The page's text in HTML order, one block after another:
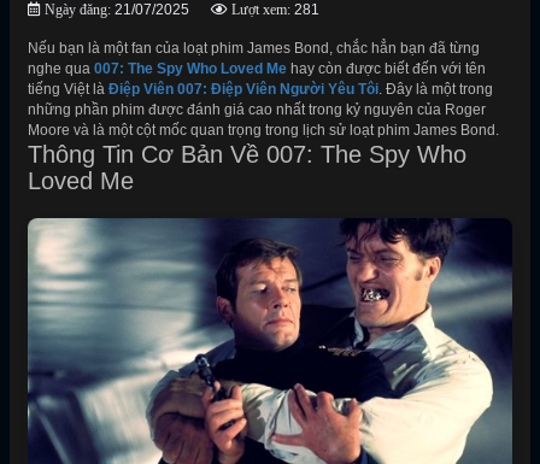
Ngày đăng: 21/07/2025 Lượt xem: 281
Nếu bạn là một fan của loạt phim James Bond, chắc hẳn bạn đã từng
nghe qua 007: The Spy Who Loved Me hay còn được biết đến với tên
tiếng Việt là Điệp Viên 007: Điệp Viên Người Yêu Tôi. Đây là một trong
những phần phim được đánh giá cao nhất trong kỷ nguyên của Roger
Moore và là một cột mốc quan trọng trong lịch sử loạt phim James Bond.
Thông Tin Cơ Bản Về 007: The Spy Who
Loved Me